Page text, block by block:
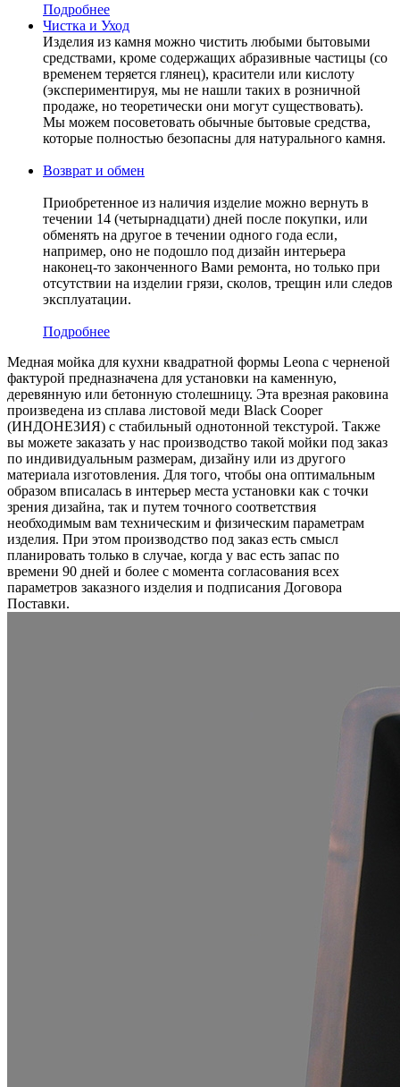
Подробнее
Чистка и Уход
Изделия из камня можно чистить любыми бытовыми
средствами, кроме содержащих абразивные частицы (со
временем теряется глянец), красители или кислоту
(экспериментируя, мы не нашли таких в розничной
продаже, но теоретически они могут существовать).
Мы можем посоветовать обычные бытовые средства,
которые полностью безопасны для натурального камня.
Возврат и обмен
Приобретенное из наличия изделие можно вернуть в
течении 14 (четырнадцати) дней после покупки, или
обменять на другое в течении одного года если,
например, оно не подошло под дизайн интерьера
наконец-то законченного Вами ремонта, но только при
отсутствии на изделии грязи, сколов, трещин или следов
эксплуатации.
Подробнее
Медная мойка для кухни квадратной формы Leona с черненой
фактурой предназначена для установки на каменную,
деревянную или бетонную столешницу. Эта врезная раковина
произведена из сплава листовой меди Black Cooper
(ИНДОНЕЗИЯ) c стабильный однотонной текстурой. Также
вы можете заказать у нас производство такой мойки под заказ
по индивидуальным размерам, дизайну или из другого
материала изготовления. Для того, чтобы она оптимальным
образом вписалась в интерьер места установки как с точки
зрения дизайна, так и путем точного соответствия
необходимым вам техническим и физическим параметрам
изделия. При этом производство под заказ есть смысл
планировать только в случае, когда у вас есть запас по
времени 90 дней и более с момента согласования всех
параметров заказного изделия и подписания Договора
Поставки.